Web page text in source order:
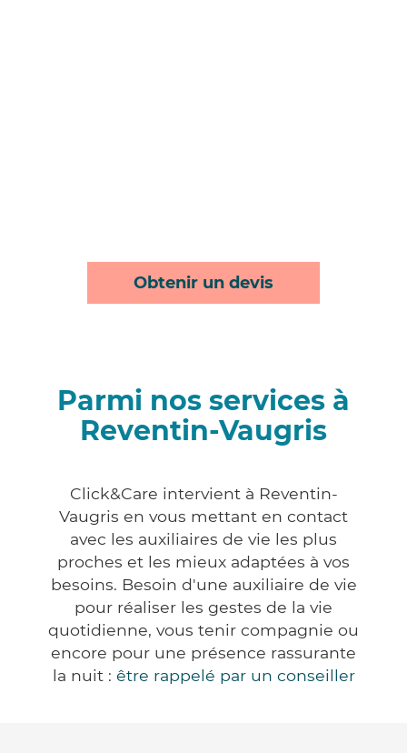
Obtenir un devis
Parmi nos services à
Reventin-Vaugris
Click&Care intervient à Reventin-
Vaugris en vous mettant en contact
avec les auxiliaires de vie les plus
proches et les mieux adaptées à vos
besoins. Besoin d'une auxiliaire de vie
pour réaliser les gestes de la vie
quotidienne, vous tenir compagnie ou
encore pour une présence rassurante
la nuit : être rappelé par un conseiller